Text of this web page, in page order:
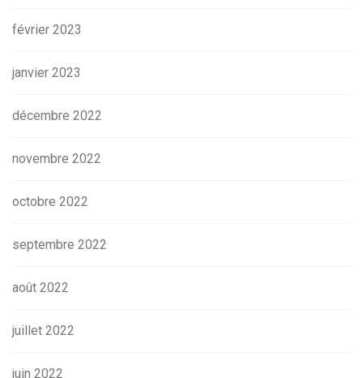
février 2023
janvier 2023
décembre 2022
novembre 2022
octobre 2022
septembre 2022
août 2022
juillet 2022
juin 2022